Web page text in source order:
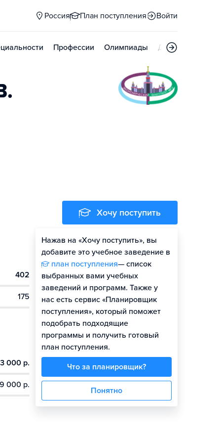
Россия План поступления Войти
Профессии Олимпиады Дни открытых
402
175
000 р.
000 р.
Хочу поступить
Нажав на «Хочу поступить», вы
добавите это учебное заведение в
план поступления— список
выбранных вами учебных
заведений и программ. Также у
нас есть сервис «Планировщик
поступления», который поможет
подобрать подходящие
программы и получить готовый
план поступления.
Что за планировщик?
Понятно
Оценить шансы
Гайд по поступлению